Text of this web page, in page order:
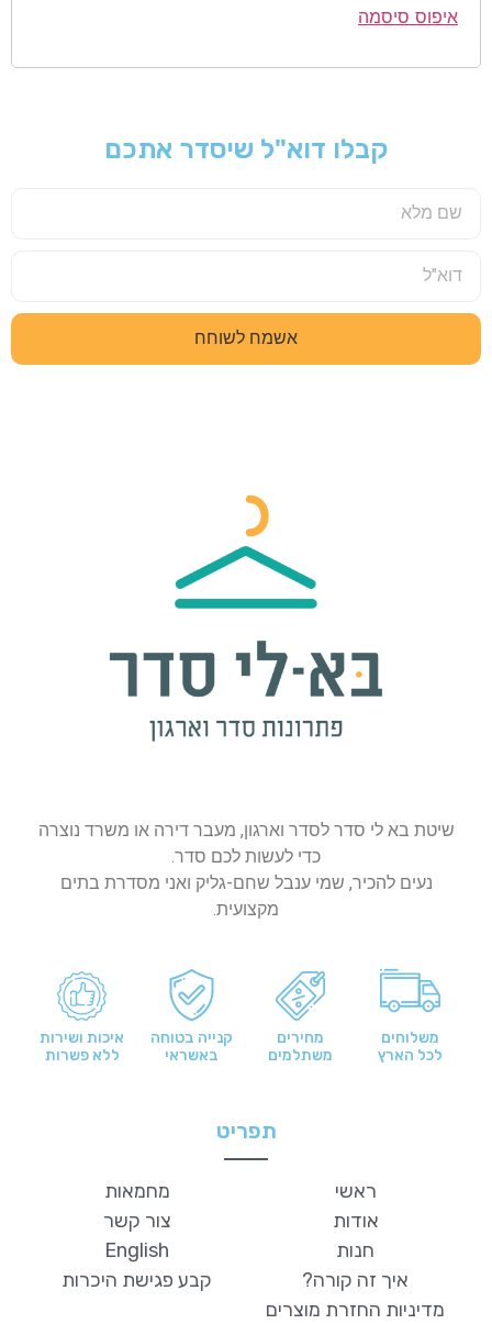
איפוס סיסמה
קבלו דוא"ל שיסדר אתכם
אשמח לשוחח
שיטת בא לי סדר לסדר וארגון, מעבר דירה או משרד נוצרה
כדי לעשות לכם סדר.
נעים להכיר, שמי ענבל שחם-גליק ואני מסדרת בתים
מקצועית.
משלוחים
לכל הארץ
מחירים
משתלמים
קנייה בטוחה
באשראי
איכות ושירות
ללא פשרות
תפריט
ראשי
אודות
חנות
איך זה קורה?
מדיניות החזרת מוצרים
מחמאות
צור קשר
English
קבע פגישת היכרות